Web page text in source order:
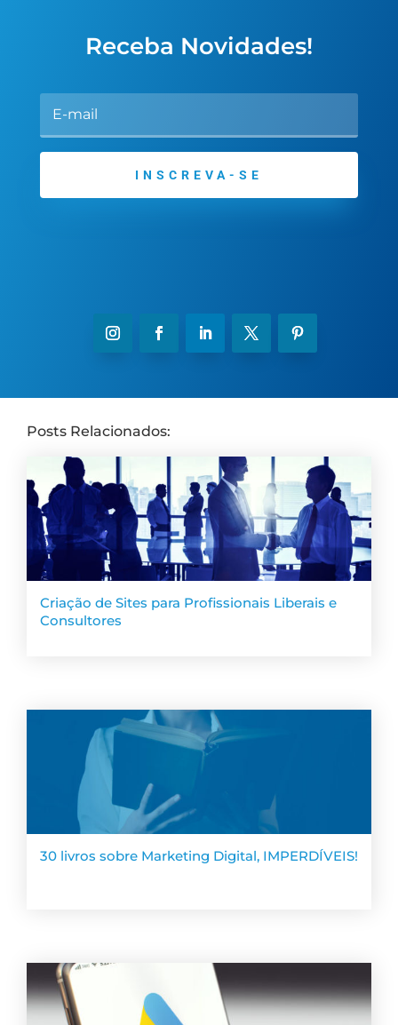
Receba Novidades!
INSCREVA-SE
Posts Relacionados:
Criação de Sites para Profissionais Liberais e
Consultores
30 livros sobre Marketing Digital, IMPERDÍVEIS!